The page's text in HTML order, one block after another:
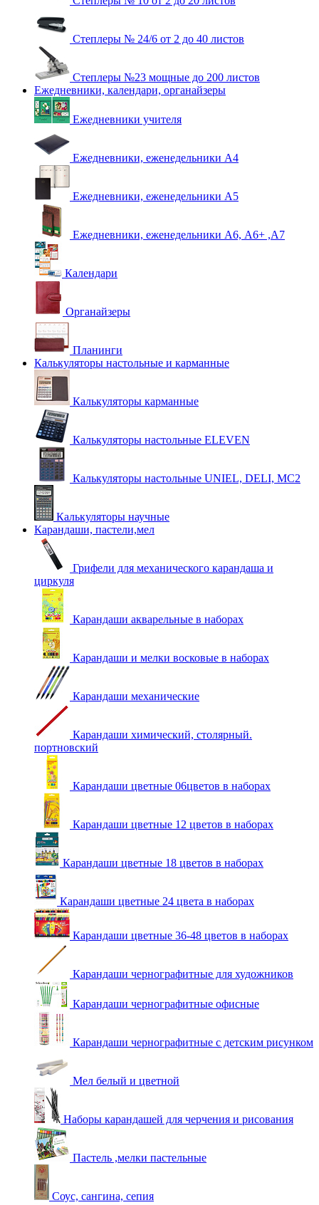
Степлеры № 24/6 от 2 до 40 листов
Степлеры №23 мощные до 200 листов
Ежедневники, календари, органайзеры
Ежедневники учителя
Ежедневники, еженедельники А4
Ежедневники, еженедельники А5
Ежедневники, еженедельники А6, А6+ ,А7
Календари
Органайзеры
Планинги
Калькуляторы настольные и карманные
Калькуляторы карманные
Калькуляторы настольные ELEVEN
Калькуляторы настольные UNIEL, DELI, MC2
Калькуляторы научные
Карандаши, пастели,мел
Грифели для механического карандаша и
циркуля
Карандаши акварельные в наборах
Карандаши и мелки восковые в наборах
Карандаши механические
Карандаши химический, столярный.
портновский
Карандаши цветные 06цветов в наборах
Карандаши цветные 12 цветов в наборах
Карандаши цветные 18 цветов в наборах
Карандаши цветные 24 цвета в наборах
Карандаши цветные 36-48 цветов в наборах
Карандаши чернографитные для художников
Карандаши чернографитные офисные
Карандаши чернографитные с детским рисунком
Мел белый и цветной
Наборы карандашей для черчения и рисования
Пастель ,мелки пастельные
Соус, сангина, сепия